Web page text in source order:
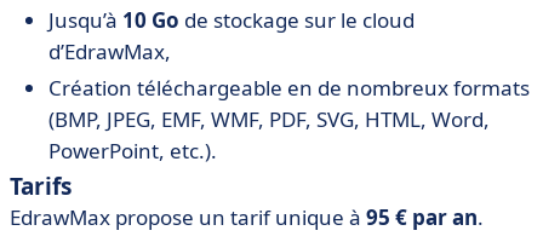
Jusqu’à 10 Go de stockage sur le cloud
d’EdrawMax,
Création téléchargeable en de nombreux formats
(BMP, JPEG, EMF, WMF, PDF, SVG, HTML, Word,
PowerPoint, etc.).
Tarifs
EdrawMax propose un tarif unique à 95 € par an.